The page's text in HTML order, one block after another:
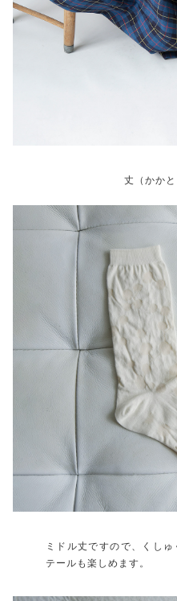
丈（かか
ミドル丈ですので、くし
テールも楽しめます。